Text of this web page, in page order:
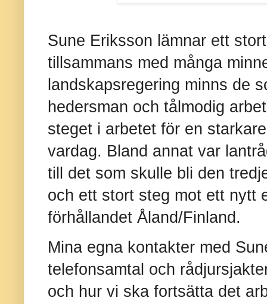
Sune Eriksson lämnar ett
tillsammans med många
landskapsregering minns de
hedersman och tålmodig
steget i arbetet för en
vardag. Bland annat var
till det som skulle bli den
och ett stort steg mot ett nytt
förhållandet Åland/Finland.
Mina egna kontakter med
telefonsamtal och
och hur vi ska fortsätta det